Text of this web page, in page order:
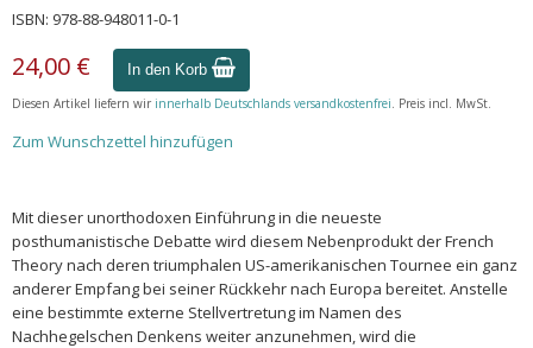
ISBN: 978-88-948011-0-1
24,00 € In den Korb
Diesen Artikel liefern wir innerhalb Deutschlands versandkostenfrei. Preis incl. MwSt.
Zum Wunschzettel hinzufügen
Mit dieser unorthodoxen Einführung in die neueste
posthumanistische Debatte wird diesem Nebenprodukt der French
Theory nach deren triumphalen US-amerikanischen Tournee ein ganz
anderer Empfang bei seiner Rückkehr nach Europa bereitet. Anstelle
eine bestimmte externe Stellvertretung im Namen des
Nachhegelschen Denkens weiter anzunehmen, wird die